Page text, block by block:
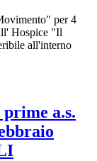
per 4
Hospice "Il
all'interno
a.s.